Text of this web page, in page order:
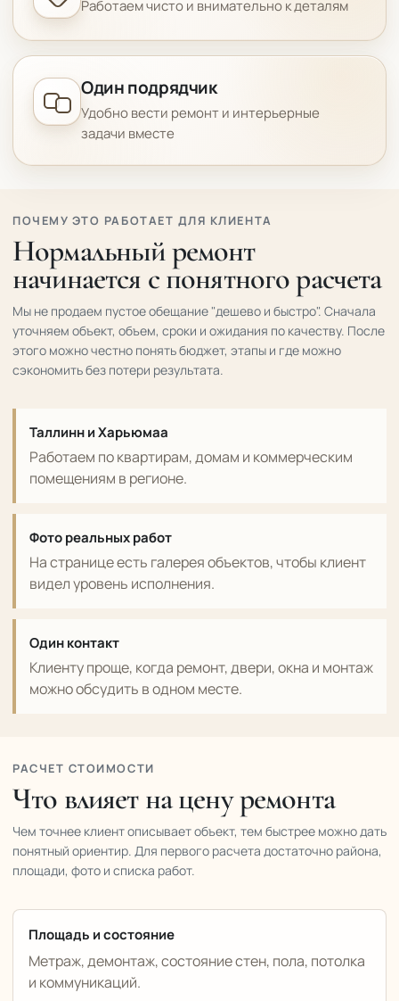
Работаем чисто и внимательно к деталям
Один подрядчик
Удобно вести ремонт и интерьерные
задачи вместе
ПОЧЕМУ ЭТО РАБОТАЕТ ДЛЯ КЛИЕНТА
Нормальный ремонт
начинается с понятного расчета
Мы не продаем пустое обещание "дешево и быстро". Сначала
уточняем объект, объем, сроки и ожидания по качеству. После
этого можно честно понять бюджет, этапы и где можно
сэкономить без потери результата.
Таллинн и Харьюмаа
Работаем по квартирам, домам и коммерческим
помещениям в регионе.
Фото реальных работ
На странице есть галерея объектов, чтобы клиент
видел уровень исполнения.
Один контакт
Клиенту проще, когда ремонт, двери, окна и монтаж
можно обсудить в одном месте.
РАСЧЕТ СТОИМОСТИ
Что влияет на цену ремонта
Чем точнее клиент описывает объект, тем быстрее можно дать
понятный ориентир. Для первого расчета достаточно района,
площади, фото и списка работ.
Площадь и состояние
Метраж, демонтаж, состояние стен, пола, потолка
и коммуникаций.